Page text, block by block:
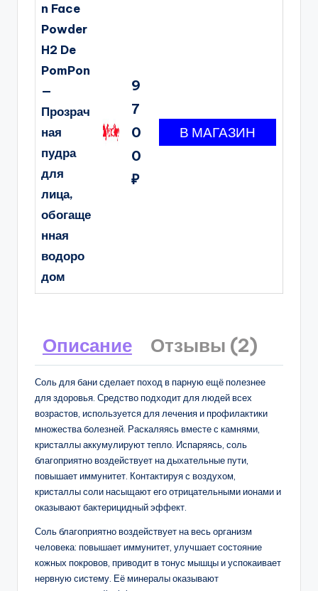
n Face
Powder
H2 De
PomPon
—
Прозрач
ная
пудра
для
лица,
обогаще
нная
водоро
дом
9
7
0
0
₽
Описание Отзывы (2)
Соль для бани сделает поход в парную ещё полезнее
для здоровья. Средство подходит для людей всех
возрастов, используется для лечения и профилактики
множества болезней. Раскаляясь вместе с камнями,
кристаллы аккумулируют тепло. Испаряясь, соль
благоприятно воздействует на дыхательные пути,
повышает иммунитет. Контактируя с воздухом,
кристаллы соли насыщают его отрицательными ионами и
оказывают бактерицидный эффект.
Соль благоприятно воздействует на весь организм
человека: повышает иммунитет, улучшает состояние
кожных покровов, приводит в тонус мышцы и успокаивает
нервную систему. Её минералы оказывают